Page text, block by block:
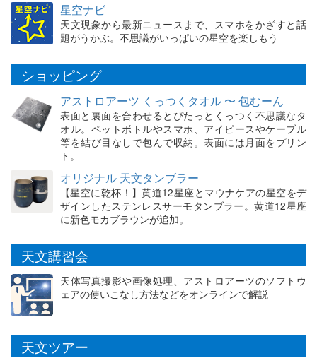
星空ナビ
天文現象から最新ニュースまで、スマホをかざすと話
題がうかぶ。不思議がいっぱいの星空を楽しもう
ショッピング
アストロアーツ くっつくタオル 〜 包むーん
表面と裏面を合わせるとぴたっとくっつく不思議なタ
オル。ペットボトルやスマホ、アイピースやケーブル
等を結び目なしで包んで収納。表面には月面をプリン
ト。
オリジナル 天文タンブラー
【星空に乾杯！】黄道12星座とマウナケアの星空をデ
ザインしたステンレスサーモタンブラー。黄道12星座
に新色モカブラウンが追加。
天文講習会
天体写真撮影や画像処理、アストロアーツのソフトウ
ェアの使いこなし方法などをオンラインで解説
天文ツアー